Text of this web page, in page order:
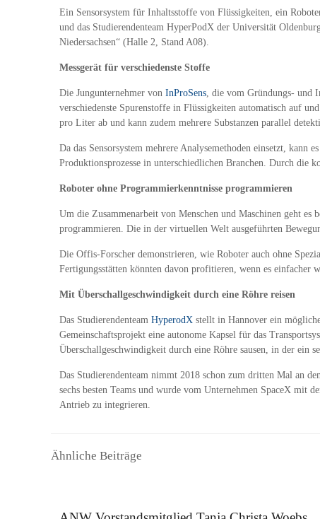
Ein Sensorsystem für Inhaltsstoffe von Flüssigkeiten, ein
und das Studierendenteam HyperPodX der Universität
Niedersachsen“ (Halle 2, Stand A08).
Messgerät für verschiedenste Stoffe
Die Jungunternehmer von InProSens, die vom Gründungs- und
verschiedenste Spurenstoffe in Flüssigkeiten automatisch auf
pro Liter ab und kann zudem mehrere Substanzen parallel
Da das Sensorsystem mehrere Analysemethoden einsetzt,
Produktionsprozesse in unterschiedlichen Branchen. Durch die
Roboter ohne Programmierkenntnisse programmieren
Um die Zusammenarbeit von Menschen und Maschinen geht
programmieren. Die in der virtuellen Welt ausgeführten
Die Offis-Forscher demonstrieren, wie Roboter auch ohne
Fertigungsstätten könnten davon profitieren, wenn es einfacher
Mit Überschallgeschwindigkeit durch eine Röhre reisen
Das Studierendenteam HyperodX stellt in Hannover ein
Gemeinschaftsprojekt eine autonome Kapsel für das
Überschallgeschwindigkeit durch eine Röhre sausen, in der
Das Studierendenteam nimmt 2018 schon zum dritten Mal an
sechs besten Teams und wurde vom Unternehmen SpaceX mit
Antrieb zu integrieren.
Ähnliche Beiträge